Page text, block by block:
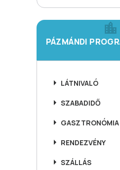
PÁZMÁNDI
LÁTNIVALÓ
SZABADIDŐ
GASZTRONÓMIA
RENDEZVÉNY
SZÁLLÁS